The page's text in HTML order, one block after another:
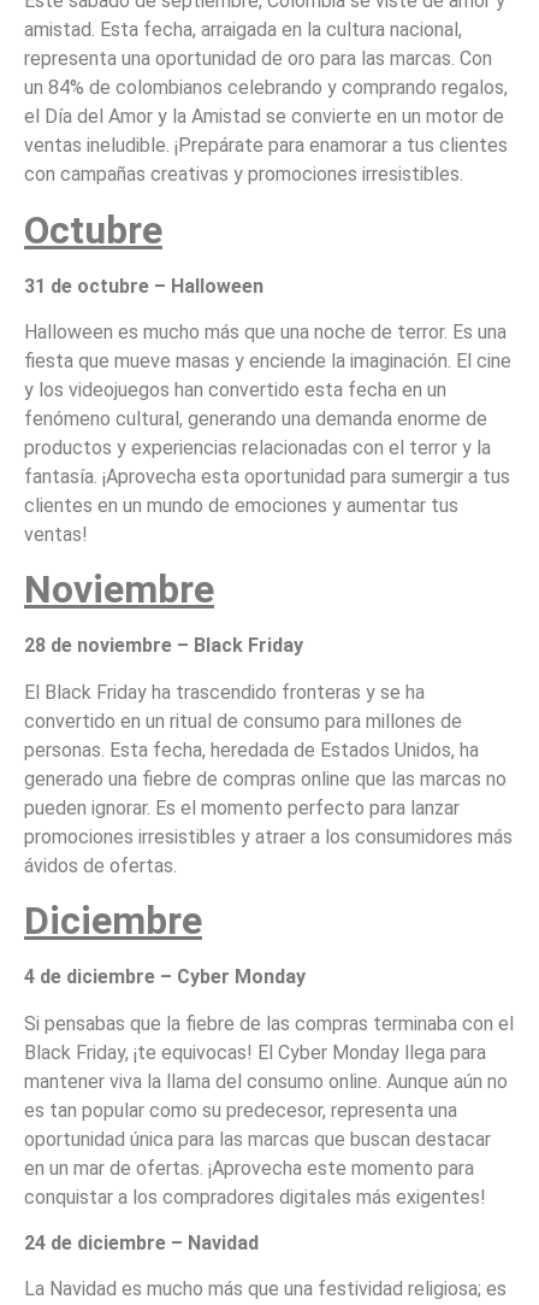
amistad. Esta fecha, arraigada en la cultura nacional,
representa una oportunidad de oro para las marcas. Con
un 84% de colombianos celebrando y comprando regalos,
el Día del Amor y la Amistad se convierte en un motor de
ventas ineludible. ¡Prepárate para enamorar a tus clientes
con campañas creativas y promociones irresistibles.
Octubre
31 de octubre – Halloween
Halloween es mucho más que una noche de terror. Es una
fiesta que mueve masas y enciende la imaginación. El cine
y los videojuegos han convertido esta fecha en un
fenómeno cultural, generando una demanda enorme de
productos y experiencias relacionadas con el terror y la
fantasía. ¡Aprovecha esta oportunidad para sumergir a tus
clientes en un mundo de emociones y aumentar tus
ventas!
Noviembre
28 de noviembre – Black Friday
El Black Friday ha trascendido fronteras y se ha
convertido en un ritual de consumo para millones de
personas. Esta fecha, heredada de Estados Unidos, ha
generado una fiebre de compras online que las marcas no
pueden ignorar. Es el momento perfecto para lanzar
promociones irresistibles y atraer a los consumidores más
ávidos de ofertas.
Diciembre
4 de diciembre – Cyber Monday
Si pensabas que la fiebre de las compras terminaba con el
Black Friday, ¡te equivocas! El Cyber Monday llega para
mantener viva la llama del consumo online. Aunque aún no
es tan popular como su predecesor, representa una
oportunidad única para las marcas que buscan destacar
en un mar de ofertas. ¡Aprovecha este momento para
conquistar a los compradores digitales más exigentes!
24 de diciembre – Navidad
La Navidad es mucho más que una festividad religiosa; es